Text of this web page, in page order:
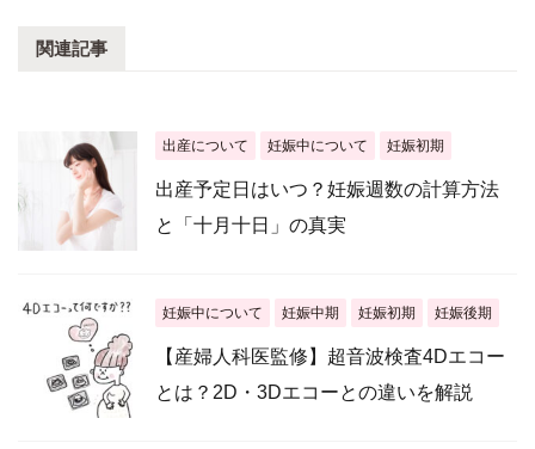
関連記事
出産について 妊娠中について 妊娠初期
出産予定日はいつ？妊娠週数の計算方法
と「十月十日」の真実
妊娠中について 妊娠中期 妊娠初期 妊娠後期
【産婦人科医監修】超音波検査4Dエコー
とは？2D・3Dエコーとの違いを解説